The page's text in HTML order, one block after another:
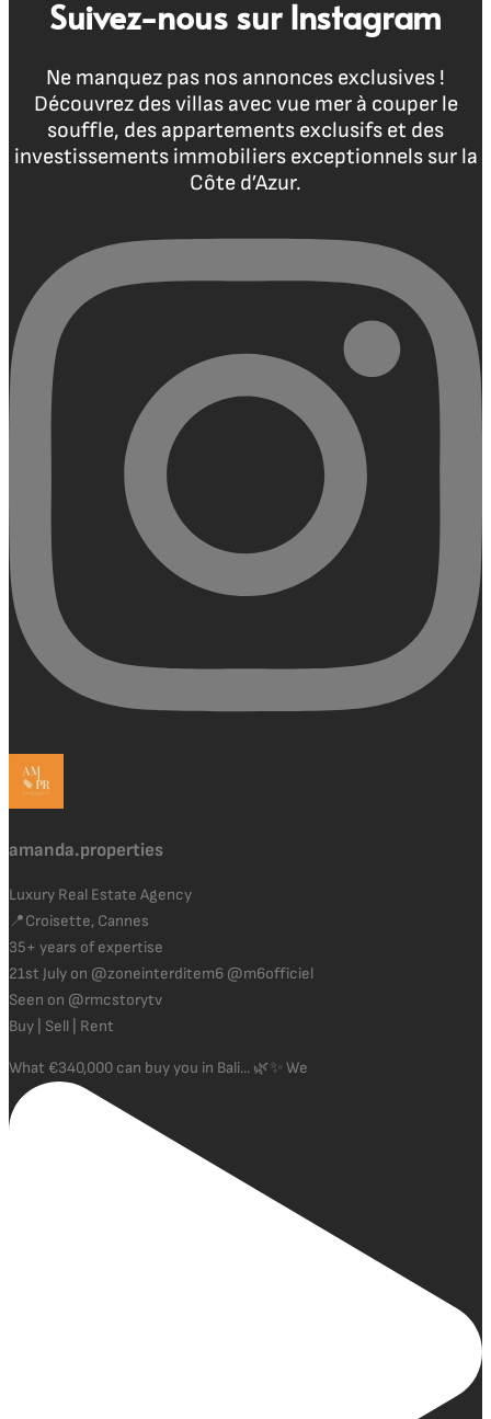
Suivez-nous sur Instagram
Ne manquez pas nos annonces exclusives !
Découvrez des villas avec vue mer à couper le
souffle, des appartements exclusifs et des
investissements immobiliers exceptionnels sur la
Côte d’Azur.
amanda.properties
Luxury Real Estate Agency
📍Croisette, Cannes
35+ years of expertise
21st July on @zoneinterditem6 @m6officiel
Seen on @rmcstorytv
Buy | Sell | Rent
What €340,000 can buy you in Bali... 🌿✨ We